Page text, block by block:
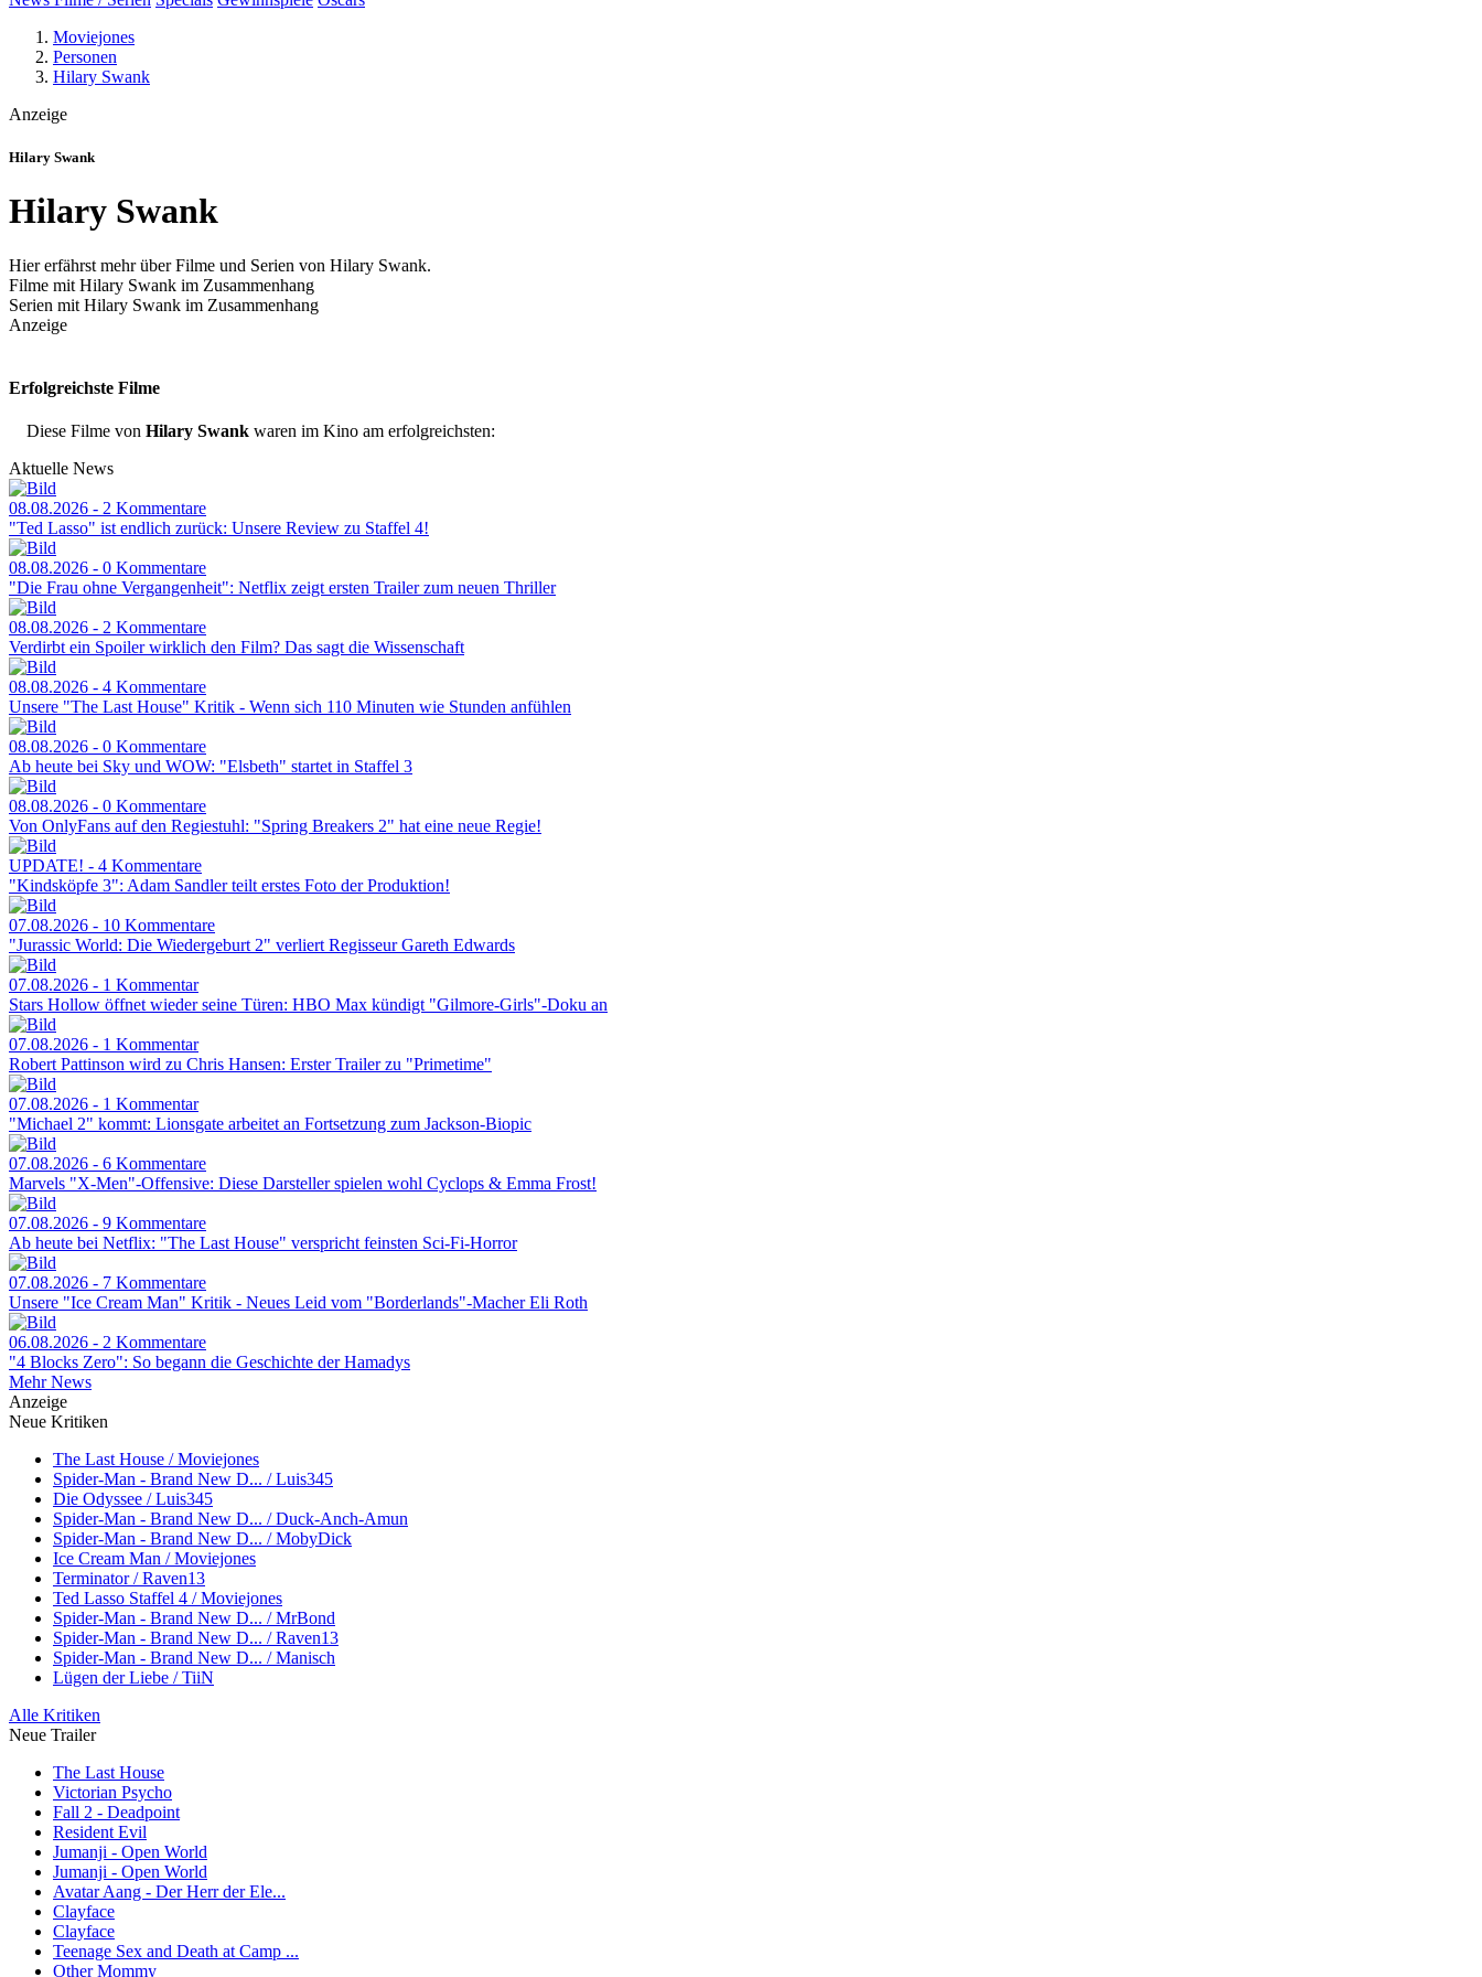
Moviejones
Personen
Hilary Swank
Anzeige
Hilary Swank
Hilary Swank
Hier erfährst mehr über Filme und Serien von Hilary Swank.
Filme mit Hilary Swank im Zusammenhang
Serien mit Hilary Swank im Zusammenhang
Anzeige
Erfolgreichste Filme
Diese Filme von Hilary Swank waren im Kino am erfolgreichsten:
Aktuelle News
08.08.2026 - 2 Kommentare
"Ted Lasso" ist endlich zurück: Unsere Review zu Staffel 4!
08.08.2026 - 0 Kommentare
"Die Frau ohne Vergangenheit": Netflix zeigt ersten Trailer zum neuen Thriller
08.08.2026 - 2 Kommentare
Verdirbt ein Spoiler wirklich den Film? Das sagt die Wissenschaft
08.08.2026 - 4 Kommentare
Unsere "The Last House" Kritik - Wenn sich 110 Minuten wie Stunden anfühlen
08.08.2026 - 0 Kommentare
Ab heute bei Sky und WOW: "Elsbeth" startet in Staffel 3
08.08.2026 - 0 Kommentare
Von OnlyFans auf den Regiestuhl: "Spring Breakers 2" hat eine neue Regie!
UPDATE! - 4 Kommentare
"Kindsköpfe 3": Adam Sandler teilt erstes Foto der Produktion!
07.08.2026 - 10 Kommentare
"Jurassic World: Die Wiedergeburt 2" verliert Regisseur Gareth Edwards
07.08.2026 - 1 Kommentar
Stars Hollow öffnet wieder seine Türen: HBO Max kündigt "Gilmore-Girls"-Doku an
07.08.2026 - 1 Kommentar
Robert Pattinson wird zu Chris Hansen: Erster Trailer zu "Primetime"
07.08.2026 - 1 Kommentar
"Michael 2" kommt: Lionsgate arbeitet an Fortsetzung zum Jackson-Biopic
07.08.2026 - 6 Kommentare
Marvels "X-Men"-Offensive: Diese Darsteller spielen wohl Cyclops & Emma Frost!
07.08.2026 - 9 Kommentare
Ab heute bei Netflix: "The Last House" verspricht feinsten Sci-Fi-Horror
07.08.2026 - 7 Kommentare
Unsere "Ice Cream Man" Kritik - Neues Leid vom "Borderlands"-Macher Eli Roth
06.08.2026 - 2 Kommentare
"4 Blocks Zero": So begann die Geschichte der Hamadys
Mehr News
Anzeige
Neue Kritiken
The Last House / Moviejones
Spider-Man - Brand New D... / Luis345
Die Odyssee / Luis345
Spider-Man - Brand New D... / Duck-Anch-Amun
Spider-Man - Brand New D... / MobyDick
Ice Cream Man / Moviejones
Terminator / Raven13
Ted Lasso Staffel 4 / Moviejones
Spider-Man - Brand New D... / MrBond
Spider-Man - Brand New D... / Raven13
Spider-Man - Brand New D... / Manisch
Lügen der Liebe / TiiN
Alle Kritiken
Neue Trailer
The Last House
Victorian Psycho
Fall 2 - Deadpoint
Resident Evil
Jumanji - Open World
Jumanji - Open World
Avatar Aang - Der Herr der Ele...
Clayface
Clayface
Teenage Sex and Death at Camp ...
Other Mommy